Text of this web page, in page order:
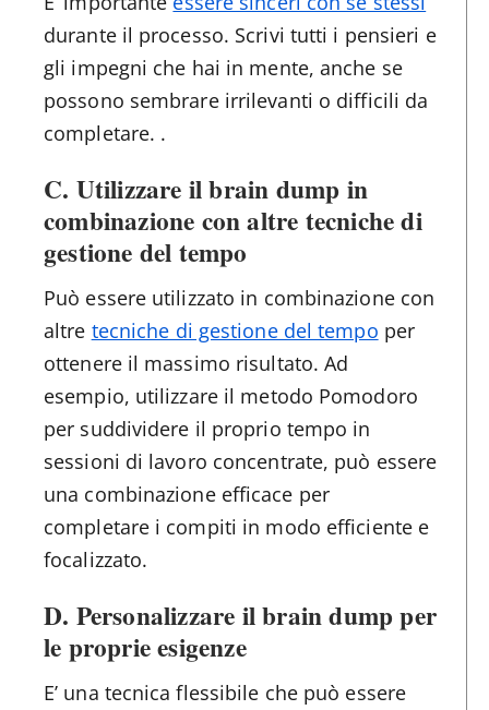
durante il processo. Scrivi tutti i pensieri e
gli impegni che hai in mente, anche se
possono sembrare irrilevanti o difficili da
completare. .
C. Utilizzare il brain dump in
combinazione con altre tecniche di
gestione del tempo
Può essere utilizzato in combinazione con
altre tecniche di gestione del tempo per
ottenere il massimo risultato. Ad
esempio, utilizzare il metodo Pomodoro
per suddividere il proprio tempo in
sessioni di lavoro concentrate, può essere
una combinazione efficace per
completare i compiti in modo efficiente e
focalizzato.
D. Personalizzare il brain dump per
le proprie esigenze
E’ una tecnica flessibile che può essere